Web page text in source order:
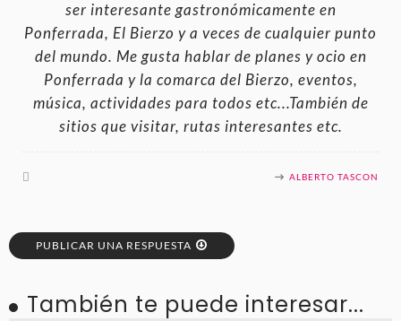
ser interesante gastronómicamente en
Ponferrada, El Bierzo y a veces de cualquier punto
del mundo. Me gusta hablar de planes y ocio en
Ponferrada y la comarca del Bierzo, eventos,
música, actividades para todos etc...También de
sitios que visitar, rutas interesantes etc.
ALBERTO TASCON
PUBLICAR UNA RESPUESTA
También te puede interesar...